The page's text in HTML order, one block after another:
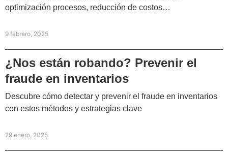
optimización procesos, reducción de costos…
9 febrero, 2025
¿Nos están robando? Prevenir el
fraude en inventarios
Descubre cómo detectar y prevenir el fraude en inventarios
con estos métodos y estrategias clave
29 enero, 2025